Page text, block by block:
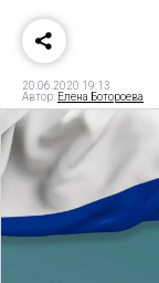
20.06.2020 19:13
Автор: Елена Ботороева